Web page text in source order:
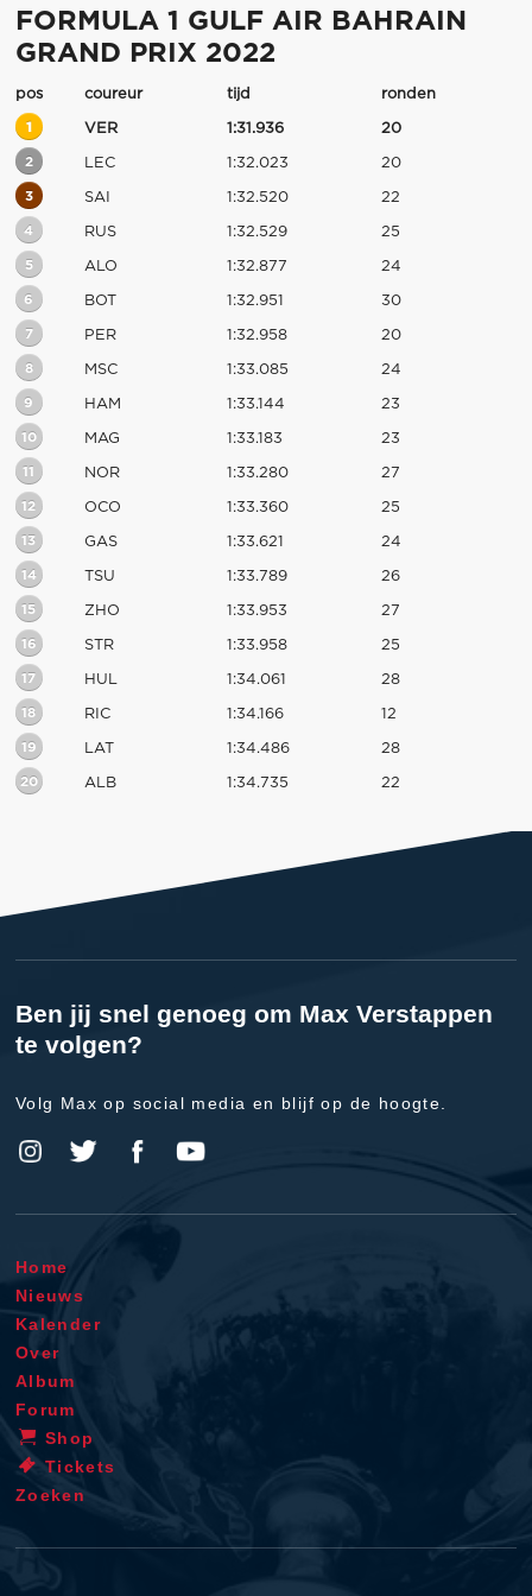
FORMULA 1 GULF AIR BAHRAIN
GRAND PRIX 2022
pos coureur tijd ronden
1 VER 1:31.936 20
2 LEC 1:32.023 20
3 SAI 1:32.520 22
4 RUS 1:32.529 25
5 ALO 1:32.877 24
6 BOT 1:32.951 30
7 PER 1:32.958 20
8 MSC 1:33.085 24
9 HAM 1:33.144 23
10 MAG 1:33.183 23
11 NOR 1:33.280 27
12 OCO 1:33.360 25
13 GAS 1:33.621 24
14 TSU 1:33.789 26
15 ZHO 1:33.953 27
16 STR 1:33.958 25
17 HUL 1:34.061 28
18 RIC 1:34.166 12
19 LAT 1:34.486 28
20 ALB 1:34.735 22
Ben jij snel genoeg om Max Verstappen
te volgen?
Volg Max op social media en blijf op de hoogte.
Home
Nieuws
Kalender
Over
Album
Forum
Shop
Tickets
Zoeken